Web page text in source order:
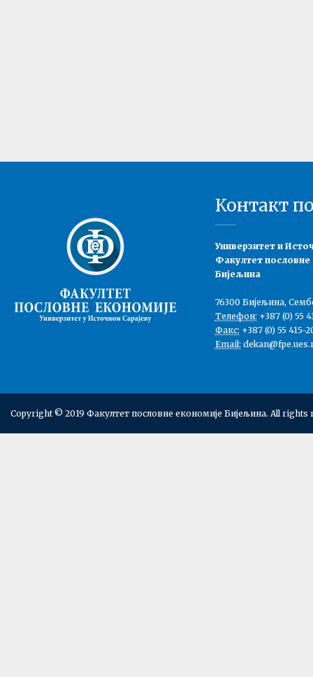
Контакт
Универзитет и
Факултет пословне
Бијељина
76300 Бијељина,
Телефон: +387 (0) 55
Факс: +387 (0) 55 415-
Email:
Copyright © 2019 Факултет пословне економије Бијељина. All rights